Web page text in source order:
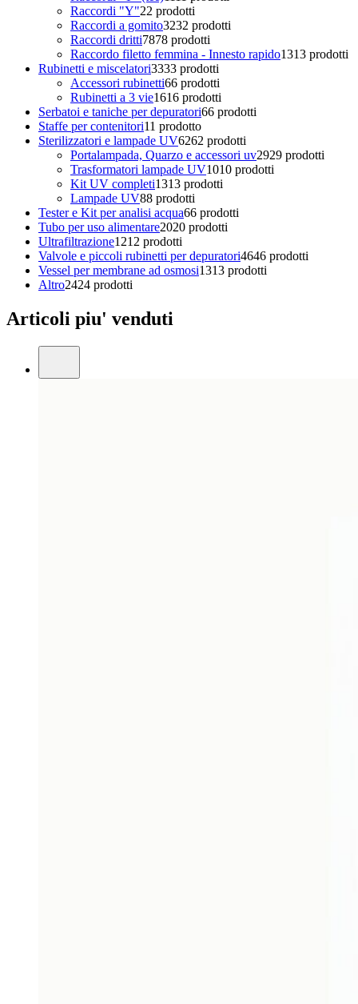
Raccordi "Y"22 prodotti
Raccordi a gomito3232 prodotti
Raccordi dritti7878 prodotti
Raccordo filetto femmina - Innesto rapido1313 prodotti
Rubinetti e miscelatori3333 prodotti
Accessori rubinetti66 prodotti
Rubinetti a 3 vie1616 prodotti
Serbatoi e taniche per depuratori66 prodotti
Staffe per contenitori11 prodotto
Sterilizzatori e lampade UV6262 prodotti
Portalampada, Quarzo e accessori uv2929 prodotti
Trasformatori lampade UV1010 prodotti
Kit UV completi1313 prodotti
Lampade UV88 prodotti
Tester e Kit per analisi acqua66 prodotti
Tubo per uso alimentare2020 prodotti
Ultrafiltrazione1212 prodotti
Valvole e piccoli rubinetti per depuratori4646 prodotti
Vessel per membrane ad osmosi1313 prodotti
Altro2424 prodotti
Articoli piu' venduti